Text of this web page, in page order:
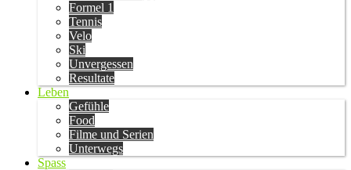
Formel 1
Tennis
Velo
Ski
Unvergessen
Resultate
Leben
Gefühle
Food
Filme und Serien
Unterwegs
Spass